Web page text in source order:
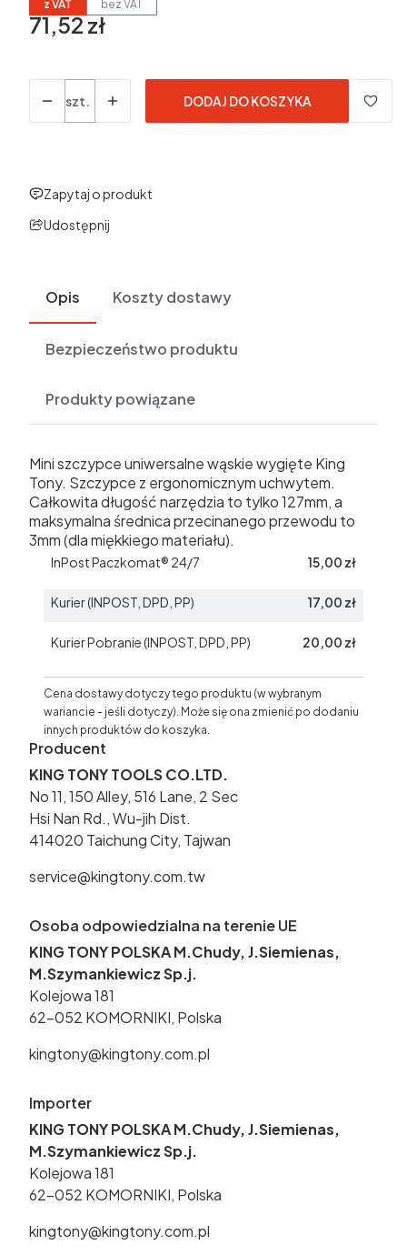
z VAT bez VAT
Cena
71,52 zł
w tym 23% VAT
w tym
szt.
DODAJ DO KOSZYKA
Zapytaj o produkt
Udostępnij
Opis Koszty dostawy
Bezpieczeństwo produktu
Produkty powiązane
Mini szczypce uniwersalne wąskie wygięte King
Tony. Szczypce z ergonomicznym uchwytem.
Całkowita długość narzędzia to tylko 127mm, a
maksymalna średnica przecinanego przewodu to
3mm (dla miękkiego materiału).
InPost Paczkomat® 24/7 15,00 zł
Kurier (INPOST, DPD, PP) 17,00 zł
Kurier Pobranie (INPOST, DPD, PP) 20,00 zł
Cena dostawy dotyczy tego produktu (w wybranym
wariancie - jeśli dotyczy). Może się ona zmienić po dodaniu
innych produktów do koszyka.
Producent
KING TONY TOOLS CO.LTD.
No 11, 150 Alley, 516 Lane, 2 Sec
Hsi Nan Rd., Wu-jih Dist.
414020 Taichung City, Tajwan
service@kingtony.com.tw
Osoba odpowiedzialna na terenie UE
KING TONY POLSKA M.Chudy, J.Siemienas,
M.Szymankiewicz Sp.j.
Kolejowa 181
62-052 KOMORNIKI, Polska
kingtony@kingtony.com.pl
Importer
KING TONY POLSKA M.Chudy, J.Siemienas,
M.Szymankiewicz Sp.j.
Kolejowa 181
62-052 KOMORNIKI, Polska
kingtony@kingtony.com.pl